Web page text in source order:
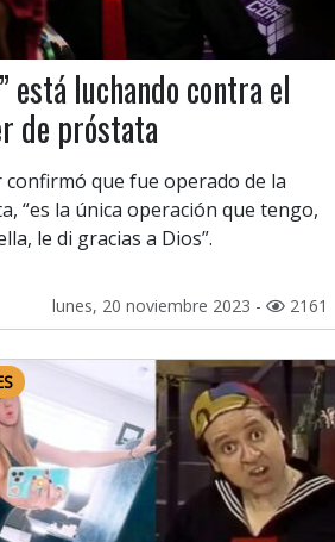
está luchando contra el
de próstata
confirmó que fue operado de la
“es la única operación que tengo,
le di gracias a Dios”.
lunes, 20 noviembre 2023 - 2161